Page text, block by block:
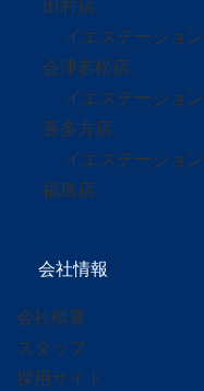
田村店
イエステーション
会津若松店
イエステーション
喜多方店
イエステーション
福島店
会社情報
会社概要
スタッフ
採用サイト